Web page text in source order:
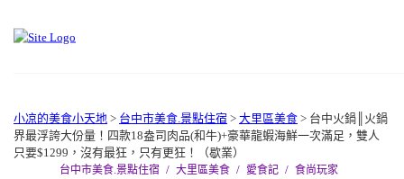
小凉的美食小天地 > 台中市美食.景點住宿 > 大里區美食 > 台中火鍋║火鍋
界最浮誇大份量！四款18盎司肉品(和牛)+豪華龍蝦海鮮一次滿足，雙人
只要$1299，沒有最狂，只有更狂！（歇業）
台中市美食.景點住宿 大里區美食 愛食記 食尚玩家